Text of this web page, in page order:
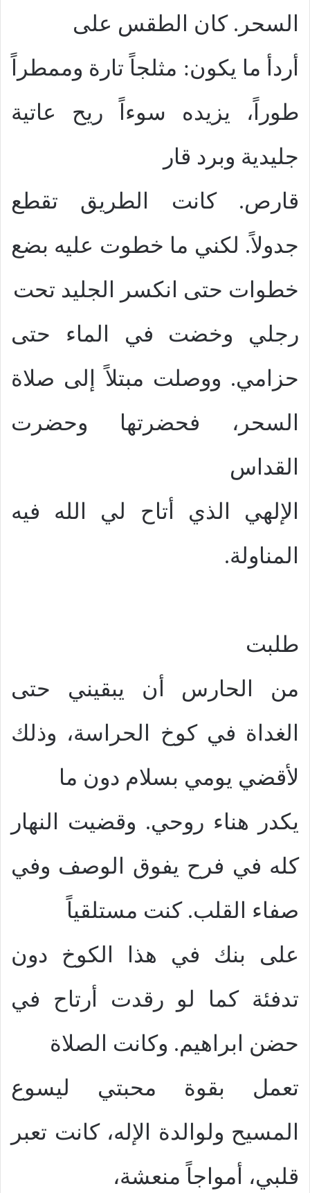
السحر. كان الطقس على
أردأ ما يكون: مثلجاً تارة وممطراً
طوراً، يزيده سوءاً ريح عاتية
جليدية وبرد قار
قارص. كانت الطريق تقطع
جدولاً. لكني ما خطوت عليه بضع
خطوات حتى انكسر الجليد تحت
رجلي وخضت في الماء حتى
حزامي. ووصلت مبتلاً إلى صلاة
السحر، فحضرتها وحضرت
القداس
الإلهي الذي أتاح لي الله فيه
المناولة.
طلبت
من الحارس أن يبقيني حتى
الغداة في كوخ الحراسة، وذلك
لأقضي يومي بسلام دون ما
يكدر هناء روحي. وقضيت النهار
كله في فرح يفوق الوصف وفي
صفاء القلب. كنت مستلقياً
على بنك في هذا الكوخ دون
تدفئة كما لو رقدت أرتاح في
حضن ابراهيم. وكانت الصلاة
تعمل بقوة محبتي ليسوع
المسيح ولوالدة الإله، كانت تعبر
قلبي، أمواجاً منعشة،